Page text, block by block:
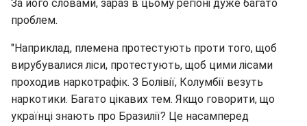
За його словами, зараз в цьому регіоні дуже багато
проблем.
"Наприклад, племена протестують проти того, щоб
вирубувалися ліси, протестують, щоб цими лісами
проходив наркотрафік. З Болівії, Колумбії везуть
наркотики. Багато цікавих тем. Якщо говорити, що
українці знають про Бразилії? Це насамперед